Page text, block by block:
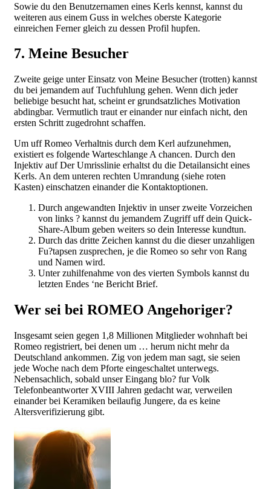
Sowie du den Benutzernamen eines Kerls kennst, kannst du
weiteren aus einem Guss in welches oberste Kategorie
einreichen Ferner gleich zu dessen Profil hupfen.
7. Meine Besucher
Zweite geige unter Einsatz von Meine Besucher (trotten) kannst
du bei jemandem auf Tuchfuhlung gehen. Wenn dich jeder
beliebige besucht hat, scheint er grundsatzliches Motivation
abdingbar. Vermutlich traut er einander nur einfach nicht, den
ersten Schritt zugedrohnt schaffen.
Um uff Romeo Verhaltnis durch dem Kerl aufzunehmen,
existiert es folgende Warteschlange A chancen. Durch den
Injektiv auf Der Umrisslinie erhaltst du die Detailansicht eines
Kerls. An dem unteren rechten Umrandung (siehe roten
Kasten) einschatzen einander die Kontaktoptionen.
Durch angewandten Injektiv in unser zweite Vorzeichen
von links ? kannst du jemandem Zugriff uff dein Quick-
Share-Album geben weiters so dein Interesse kundtun.
Durch das dritte Zeichen kannst du die dieser unzahligen
Fu?tapsen zusprechen, je die Romeo so sehr von Rang
und Namen wird.
Unter zuhilfenahme von des vierten Symbols kannst du
letzten Endes ‘ne Bericht Brief.
Wer sei bei ROMEO Angehoriger?
Insgesamt seien gegen 1,8 Millionen Mitglieder wohnhaft bei
Romeo registriert, bei denen um … herum nicht mehr da
Deutschland ankommen. Zig von jedem man sagt, sie seien
jede Woche nach dem Pforte eingeschaltet unterwegs.
Nebensachlich, sobald unser Eingang blo? fur Volk
Telefonbeantworter XVIII Jahren gedacht war, verweilen
einander bei Keramiken beilaufig Jungere, da es keine
Altersverifizierung gibt.